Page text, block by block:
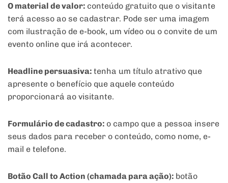
O material de valor: conteúdo gratuito que o visitante
terá acesso ao se cadastrar. Pode ser uma imagem
com ilustração de e-book, um vídeo ou o convite de um
evento online que irá acontecer.
Headline persuasiva: tenha um título atrativo que
apresente o benefício que aquele conteúdo
proporcionará ao visitante.
Formulário de cadastro: o campo que a pessoa insere
seus dados para receber o conteúdo, como nome, e-
mail e telefone.
Botão Call to Action (chamada para ação): botão